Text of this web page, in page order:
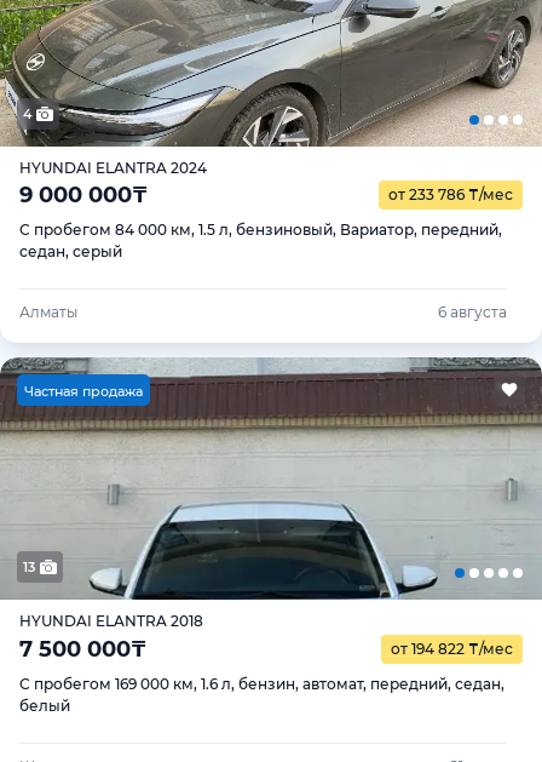
4
HYUNDAI ELANTRA 2024
9 000 000₸ от 233 786 ₸/мес
С пробегом 84 000 км, 1.5 л, бензиновый, Вариатор, передний,
седан, серый
Алматы 6 августа
Частная продажа
13
HYUNDAI ELANTRA 2018
7 500 000₸ от 194 822 ₸/мес
С пробегом 169 000 км, 1.6 л, бензин, автомат, передний, седан,
белый